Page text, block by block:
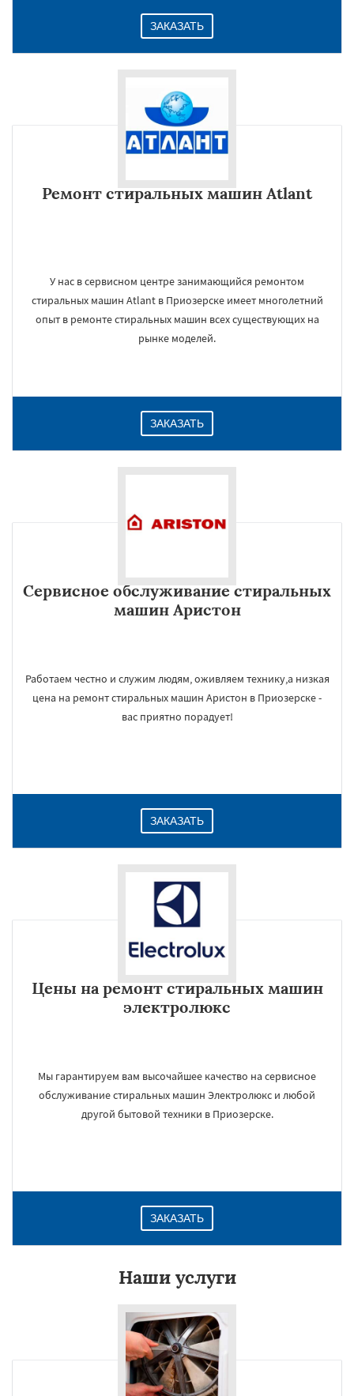
ЗАКАЗАТЬ
Ремонт стиральных машин Atlant
У нас в сервисном центре занимающийся ремонтом
стиральных машин Atlant в Приозерске имеет многолетний
опыт в ремонте стиральных машин всех существующих на
рынке моделей.
ЗАКАЗАТЬ
Сервисное обслуживание стиральных
машин Аристон
Работаем честно и служим людям, оживляем технику,а низкая
цена на ремонт стиральных машин Аристон в Приозерске -
вас приятно порадует!
ЗАКАЗАТЬ
Цены на ремонт стиральных машин
электролюкс
Мы гарантируем вам высочайшее качество на сервисное
обслуживание стиральных машин Электролюкс и любой
другой бытовой техники в Приозерске.
ЗАКАЗАТЬ
Наши услуги